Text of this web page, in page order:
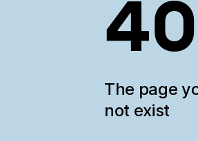
The page
not exist